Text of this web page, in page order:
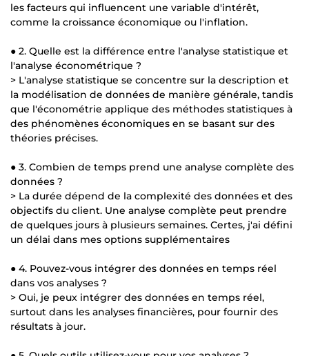
les facteurs qui influencent une variable d'intérêt,
comme la croissance économique ou l'inflation.
● 2. Quelle est la différence entre l'analyse statistique et
l'analyse économétrique ?
> L'analyse statistique se concentre sur la description et
la modélisation de données de manière générale, tandis
que l'économétrie applique des méthodes statistiques à
des phénomènes économiques en se basant sur des
théories précises.
● 3. Combien de temps prend une analyse complète des
données ?
> La durée dépend de la complexité des données et des
objectifs du client. Une analyse complète peut prendre
de quelques jours à plusieurs semaines. Certes, j'ai défini
un délai dans mes options supplémentaires
● 4. Pouvez-vous intégrer des données en temps réel
dans vos analyses ?
> Oui, je peux intégrer des données en temps réel,
surtout dans les analyses financières, pour fournir des
résultats à jour.